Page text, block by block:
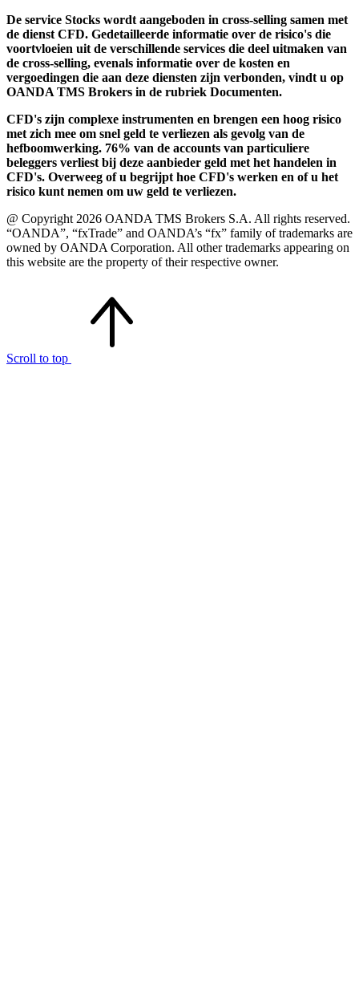
De service Stocks wordt aangeboden in cross-selling samen met
de dienst CFD. Gedetailleerde informatie over de risico's die
voortvloeien uit de verschillende services die deel uitmaken van
de cross-selling, evenals informatie over de kosten en
vergoedingen die aan deze diensten zijn verbonden, vindt u op
OANDA TMS Brokers in de rubriek Documenten.
CFD's zijn complexe instrumenten en brengen een hoog risico
met zich mee om snel geld te verliezen als gevolg van de
hefboomwerking. 76% van de accounts van particuliere
beleggers verliest bij deze aanbieder geld met het handelen in
CFD's. Overweeg of u begrijpt hoe CFD's werken en of u het
risico kunt nemen om uw geld te verliezen.
@ Copyright 2026 OANDA TMS Brokers S.A. All rights reserved.
“OANDA”, “fxTrade” and OANDA’s “fx” family of trademarks are
owned by OANDA Corporation. All other trademarks appearing on
this website are the property of their respective owner.
Scroll to top